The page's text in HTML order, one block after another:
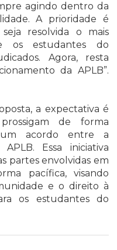
agindo dentro da
A prioridade é
resolvida o mais
os estudantes do
Agora, resta
da APLB”.
a expectativa é
de forma
um acordo entre a
Essa iniciativa
partes envolvidas em
pacífica, visando
e o direito à
os estudantes do